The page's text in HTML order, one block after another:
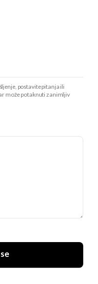
postavite pitanja ili
može potaknuti zanimljiv